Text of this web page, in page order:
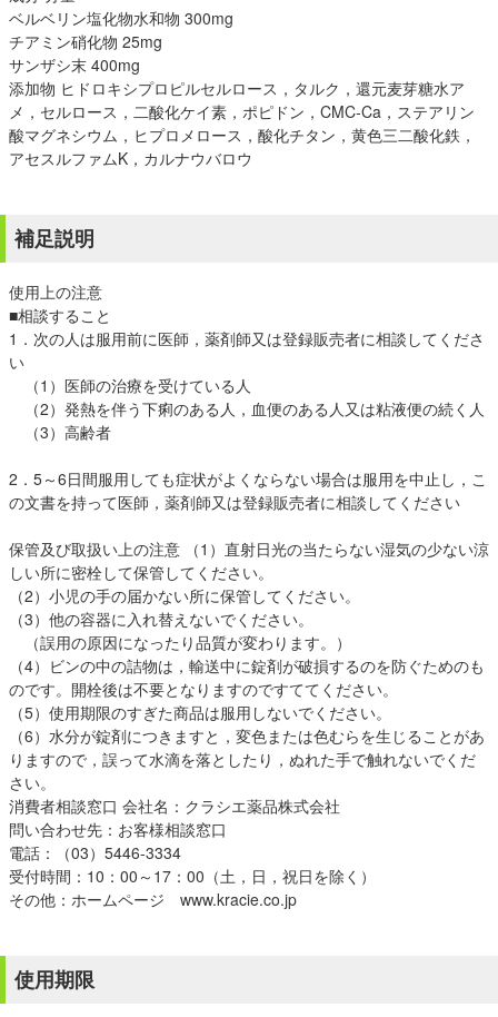
ベルベリン塩化物水和物 300mg
チアミン硝化物 25mg
サンザシ末 400mg
添加物 ヒドロキシプロピルセルロース，タルク，還元麦芽糖水ア
メ，セルロース，二酸化ケイ素，ポピドン，CMC-Ca，ステアリン
酸マグネシウム，ヒプロメロース，酸化チタン，黄色三二酸化鉄，
アセスルファムK，カルナウバロウ
補足説明
使用上の注意
■相談すること
1．次の人は服用前に医師，薬剤師又は登録販売者に相談してくださ
い
（1）医師の治療を受けている人
（2）発熱を伴う下痢のある人，血便のある人又は粘液便の続く人
（3）高齢者
2．5～6日間服用しても症状がよくならない場合は服用を中止し，こ
の文書を持って医師，薬剤師又は登録販売者に相談してください
保管及び取扱い上の注意 （1）直射日光の当たらない湿気の少ない涼
しい所に密栓して保管してください。
（2）小児の手の届かない所に保管してください。
（3）他の容器に入れ替えないでください。
（誤用の原因になったり品質が変わります。）
（4）ビンの中の詰物は，輸送中に錠剤が破損するのを防ぐためのも
のです。開栓後は不要となりますのですててください。
（5）使用期限のすぎた商品は服用しないでください。
（6）水分が錠剤につきますと，変色または色むらを生じることがあ
りますので，誤って水滴を落としたり，ぬれた手で触れないでくだ
さい。
消費者相談窓口 会社名：クラシエ薬品株式会社
問い合わせ先：お客様相談窓口
電話：（03）5446-3334
受付時間：10：00～17：00（土，日，祝日を除く）
その他：ホームページ www.kracie.co.jp
使用期限